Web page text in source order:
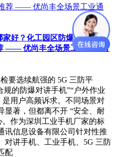
家好？化工园区防爆对讲手机
—— 优尚丰全场景工业通讯方
要选续航强的 5G 三防平
规的防爆对讲手机”“户外作业
用户高频诉求。不同场景对
显著，但都离不开 “安全、耐
。作为深圳工业手机厂家的标
讯信息设备有限公司针对性推
对讲手机、工业手机、5G 三防
配